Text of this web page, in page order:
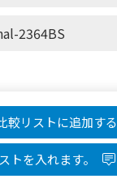
2364BS
較リストに追加する
トを入れます。